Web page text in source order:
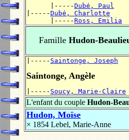
      |-----
Dubé, Paul
|-----Dubé, Charlotte
      |-----
Ross, Emilia
Famille Hudon-
|----- Saintonge, Joseph
Saintonge, Angèle
|----- Soucy, Marie-Claire
L'enfant du couple Hudon-
Hudon, Moïse
× 1854 Lebel, Marie-Anne